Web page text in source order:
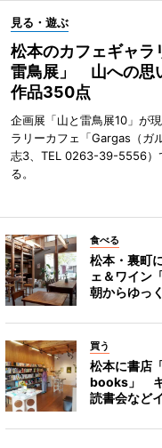
見る・遊ぶ
松本のカフェギャラ
雷鳥展」 山への思
作品350点
企画展「山と雷鳥展10」が
ラリーカフェ「Gargas（ガ
志3、TEL 0263-39-5556）
る。
食べる
松本・裏町
ェ＆ワイ
朝からゆっ
買う
松本に書店
books」 ギ
読書会など